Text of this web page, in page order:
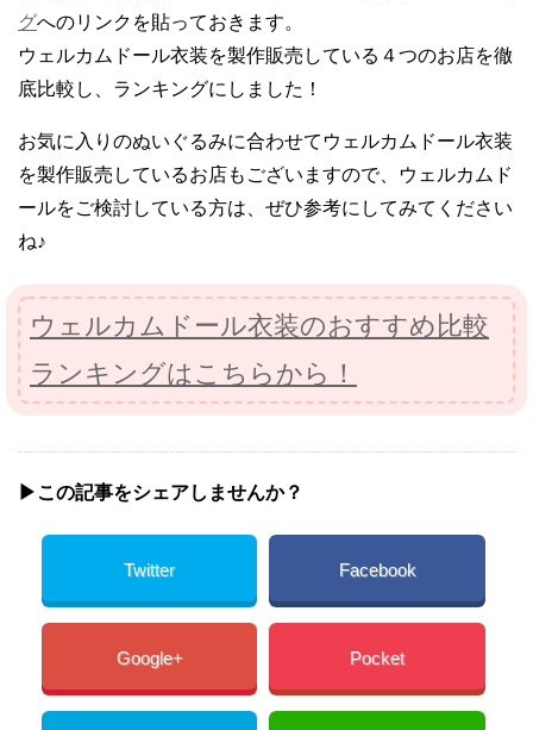
グへのリンクを貼っておきます。
ウェルカムドール衣装を製作販売している４つのお店を徹
底比較し、ランキングにしました！
お気に入りのぬいぐるみに合わせてウェルカムドール衣装
を製作販売しているお店もございますので、ウェルカムド
ールをご検討している方は、ぜひ参考にしてみてください
ね♪
ウェルカムドール衣装のおすすめ比較
ランキングはこちらから！
▶︎この記事をシェアしませんか？
Twitter Facebook
Google+ Pocket